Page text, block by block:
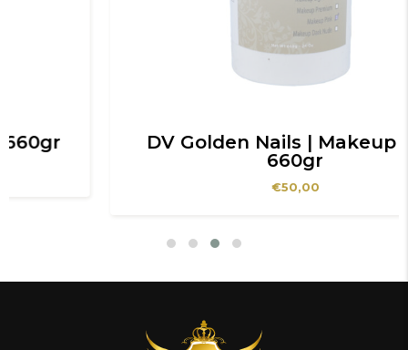
DV Golden Nails | Makeup Pink